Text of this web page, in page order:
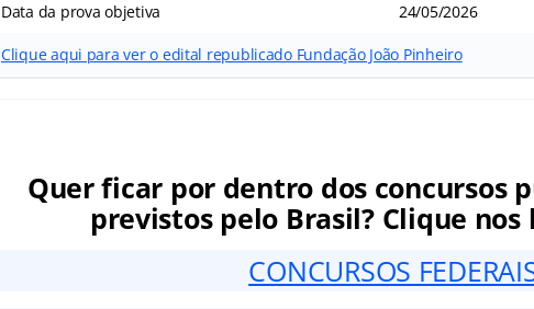
Data da prova objetiva 24/05/2026
Clique aqui para ver o edital republicado Fundação João Pinheiro
Quer ficar por dentro dos concursos
previstos pelo Brasil? Clique
CONCURSOS